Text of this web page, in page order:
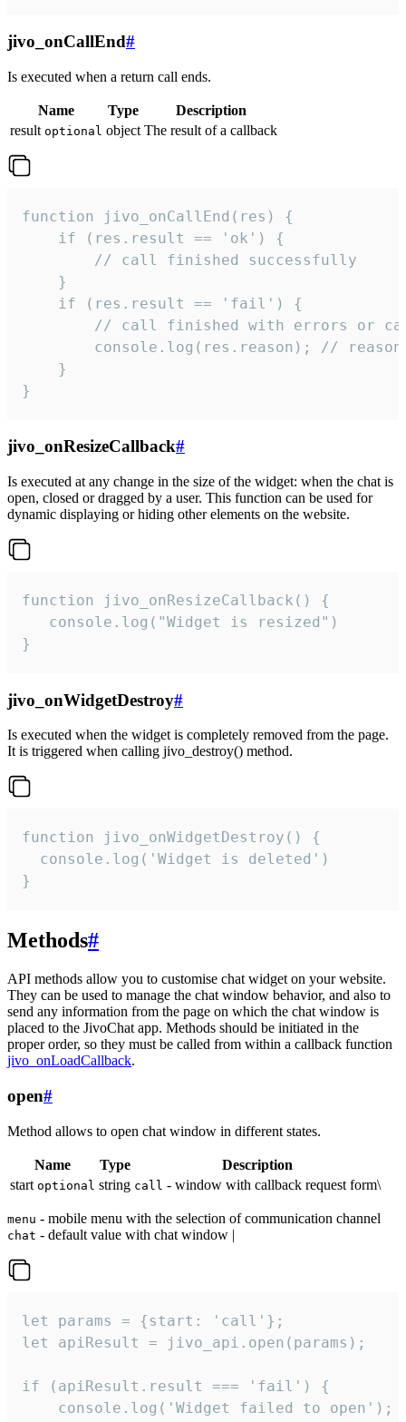
jivo_onCallEnd#
Is executed when a return call ends.
Name Type
Description
result optional object The result of a callback
function jivo_onCallEnd(res) {
    if (res.result == 'ok') {
        // call finished successfully
    }
    if (res.result == 'fail') {
// call finished with errors or
console.log(res.reason); //
    }
}
jivo_onResizeCallback#
Is executed at any change in the size of the widget: when the chat is
open, closed or dragged by a user. This function can be used for
dynamic displaying or hiding other elements on the website.
function jivo_onResizeCallback() {
   console.log("Widget is resized")
}
jivo_onWidgetDestroy#
Is executed when the widget is completely removed from the page.
It is triggered when calling jivo_destroy() method.
function jivo_onWidgetDestroy() {
  console.log('Widget is deleted')
}
Methods#
API methods allow you to customise chat widget on your website.
They can be used to manage the chat window behavior, and also to
send any information from the page on which the chat window is
placed to the JivoChat app. Methods should be initiated in the
proper order, so they must be called from within a callback function
jivo_onLoadCallback.
open#
Method allows to open chat window in different states.
Name Type
Description
start optional string call - window with callback request form\
menu - mobile menu with the selection of communication channel
chat - default value with chat window |
let params = {start: 'call'};
let apiResult = jivo_api.open(params);
if (apiResult.result === 'fail') {
    console.log('Widget failed to open');